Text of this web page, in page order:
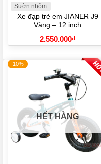
Sườn nhôm
Xe đạp trẻ em JIANER J9
Vàng – 12 inch
2.550.000₫
-10%
HẾT HÀNG